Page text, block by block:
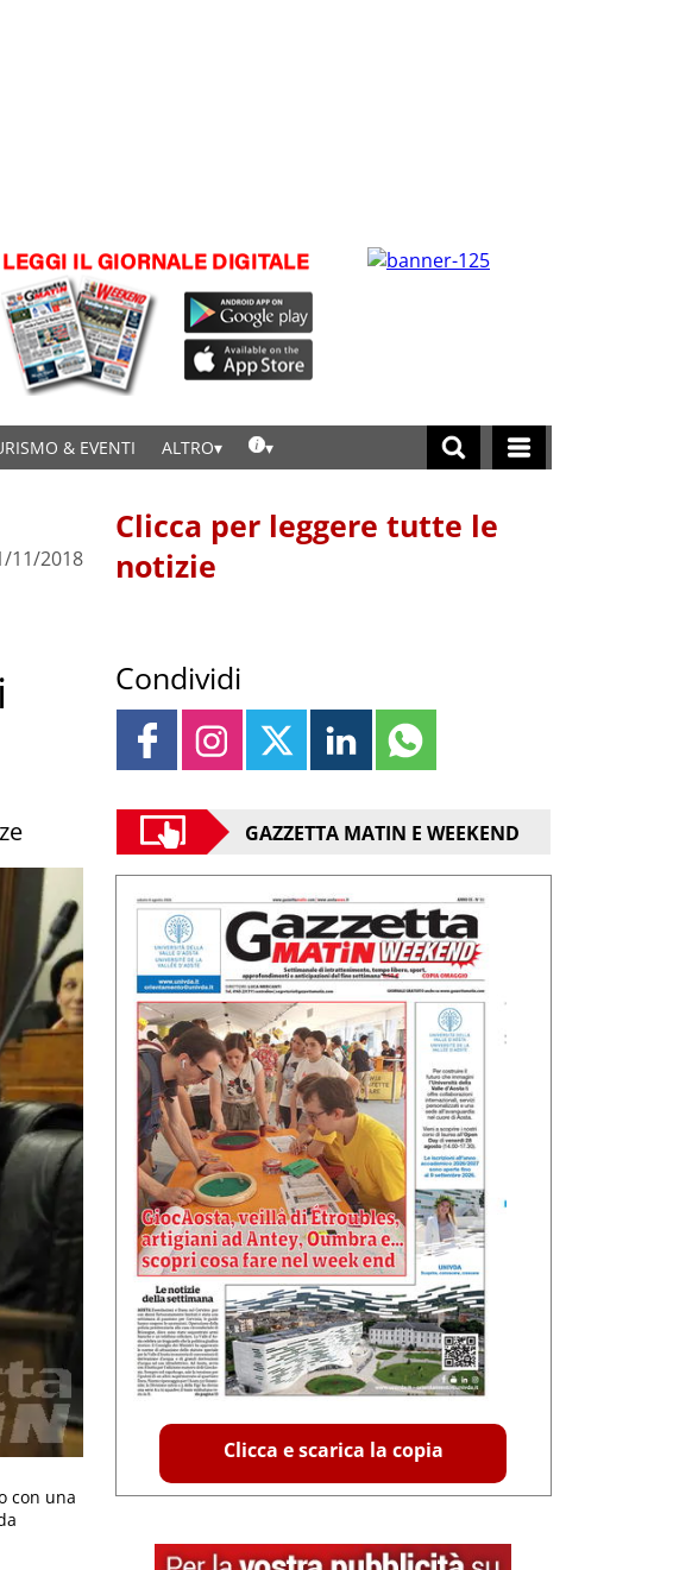
& EVENTI ALTRO
11/2018
con una
Clicca per leggere tutte le
notizie
Condividi
GAZZETTA MATIN E WEEKEND
Clicca e scarica la copia